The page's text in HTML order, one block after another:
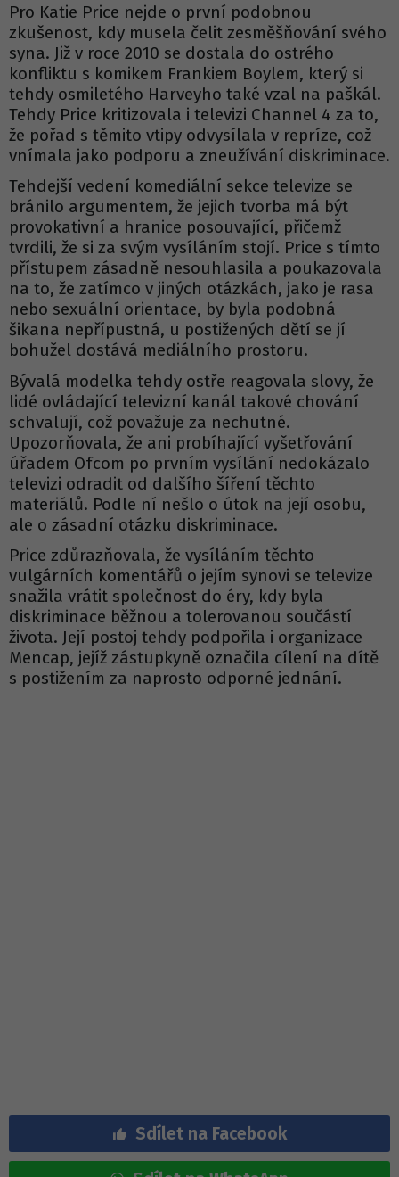
Pro Katie Price nejde o první podobnou
zkušenost, kdy musela čelit zesměšňování svého
syna. Již v roce 2010 se dostala do ostrého
konfliktu s komikem Frankiem Boylem, který si
tehdy osmiletého Harveyho také vzal na paškál.
Tehdy Price kritizovala i televizi Channel 4 za to,
že pořad s těmito vtipy odvysílala v repríze, což
vnímala jako podporu a zneužívání diskriminace.
Tehdejší vedení komediální sekce televize se
bránilo argumentem, že jejich tvorba má být
provokativní a hranice posouvající, přičemž
tvrdili, že si za svým vysíláním stojí. Price s tímto
přístupem zásadně nesouhlasila a poukazovala
na to, že zatímco v jiných otázkách, jako je rasa
nebo sexuální orientace, by byla podobná
šikana nepřípustná, u postižených dětí se jí
bohužel dostává mediálního prostoru.
Bývalá modelka tehdy ostře reagovala slovy, že
lidé ovládající televizní kanál takové chování
schvalují, což považuje za nechutné.
Upozorňovala, že ani probíhající vyšetřování
úřadem Ofcom po prvním vysílání nedokázalo
televizi odradit od dalšího šíření těchto
materiálů. Podle ní nešlo o útok na její osobu,
ale o zásadní otázku diskriminace.
Price zdůrazňovala, že vysíláním těchto
vulgárních komentářů o jejím synovi se televize
snažila vrátit společnost do éry, kdy byla
diskriminace běžnou a tolerovanou součástí
života. Její postoj tehdy podpořila i organizace
Mencap, jejíž zástupkyně označila cílení na dítě
s postižením za naprosto odporné jednání.
Sdílet na Facebook